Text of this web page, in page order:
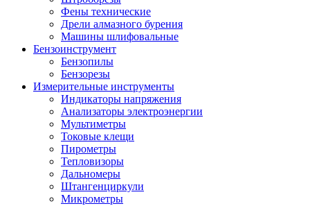
Фены технические
Дрели алмазного бурения
Машины шлифовальные
Бензоинструмент
Бензопилы
Бензорезы
Измерительные инструменты
Индикаторы напряжения
Анализаторы электроэнергии
Мультиметры
Токовые клещи
Пирометры
Тепловизоры
Дальномеры
Штангенциркули
Микрометры